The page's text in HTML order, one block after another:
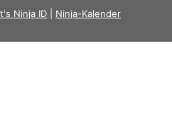
Ninja ID Ninja-Kalender